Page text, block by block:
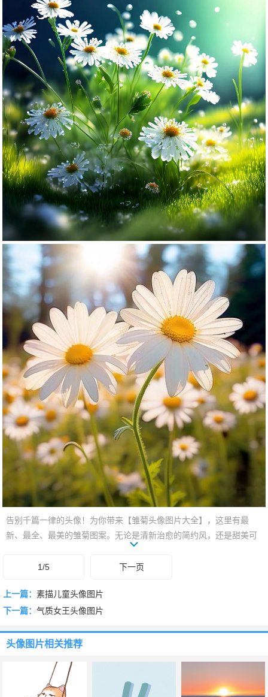
告别千篇一律的头像！为你带来【雏菊头像图片大全】，这里有最
新、最全、最美的雏菊图案。无论是清新治愈的简约风，还是甜美可
爱的复古系，每一张都自带阳光气息和高级感。让你的社交主页瞬间
充满生命力，成为朋友圈里最亮眼的存在！快来挑选你的专属小雏
1/5 下一页
上一篇： 素描儿童头像图片
下一篇： 气质女王头像图片
头像图片相关推荐